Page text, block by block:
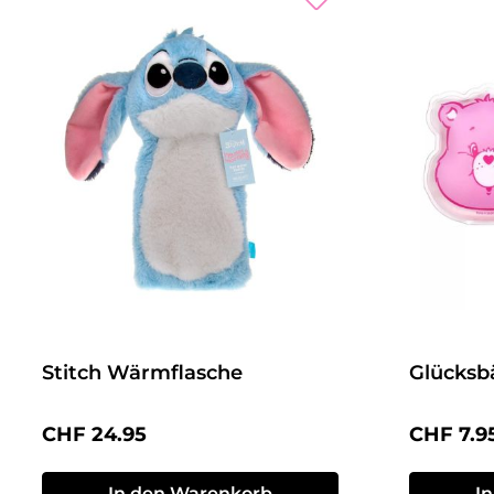
Stitch Wärmflasche
Regulärer Preis:
CHF 24.95 CHF